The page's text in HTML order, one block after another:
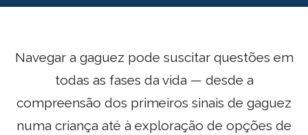
Navegar a gaguez pode suscitar questões em
todas as fases da vida — desde a
compreensão dos primeiros sinais de gaguez
numa criança até à exploração de opções de